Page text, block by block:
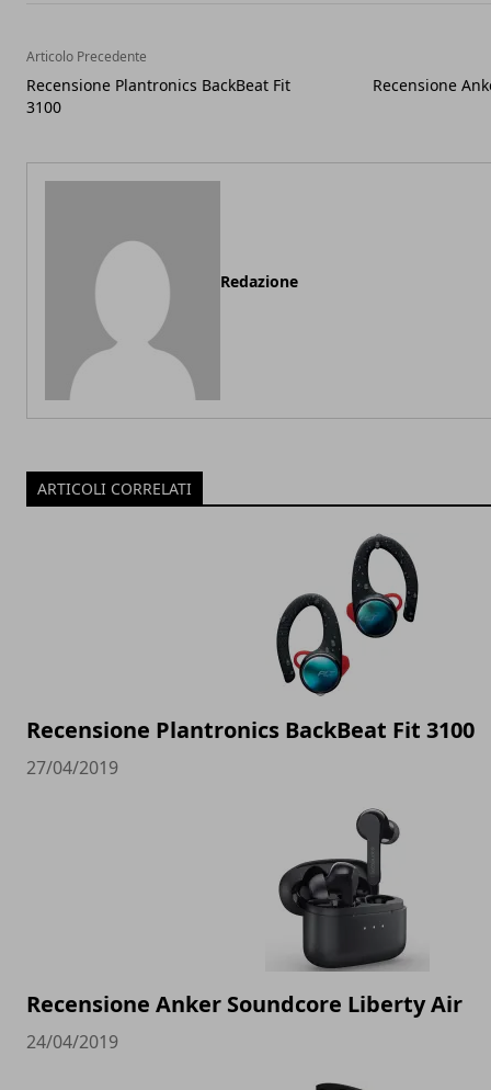
Articolo Precedente
Recensione Plantronics BackBeat Fit
3100
Recensione
Redazione
ARTICOLI CORRELATI
Recensione Plantronics BackBeat Fit 3100
27/04/2019
Recensione Anker Soundcore Liberty Air
24/04/2019